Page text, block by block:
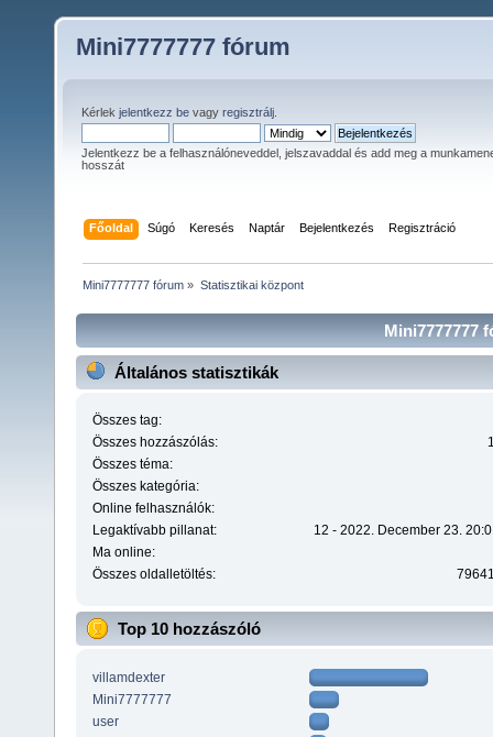
Mini7777777 fórum
Kérlek jelentkezz be vagy regisztrálj
Jelentkezz be a felhasználóneveddel, jelszavaddal és add meg a
hosszát
Főoldal Súgó Keresés Naptár Bejelentkezés Regisztráció
Mini7777777 fórum » Statisztikai központ
Mini7777777
Általános statisztikák
Összes tag:
Összes hozzászólás:
Összes téma:
Összes kategória:
Online felhasználók:
Legaktívabb pillanat:
12 - 2022. December 23.
Ma online:
Összes oldalletöltés:
Top 10 hozzászóló
villamdexter
Mini7777777
user